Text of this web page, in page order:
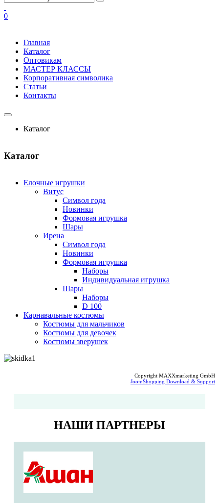
0
Главная
Каталог
Оптовикам
МАСТЕР КЛАССЫ
Корпоративная символика
Статьи
Контакты
Каталог
Каталог
Елочные игрушки
Витус
Символ года
Новинки
Формовая игрушка
Шары
Ирена
Символ года
Новинки
Формовая игрушка
Наборы
Индивидуальная игрушка
Шары
Наборы
D 100
Карнавальные костюмы
Костюмы для мальчиков
Костюмы для девочек
Костюмы зверушек
Copyright MAXXmarketing GmbH
JoomShopping Download & Support
НАШИ ПАРТНЕРЫ